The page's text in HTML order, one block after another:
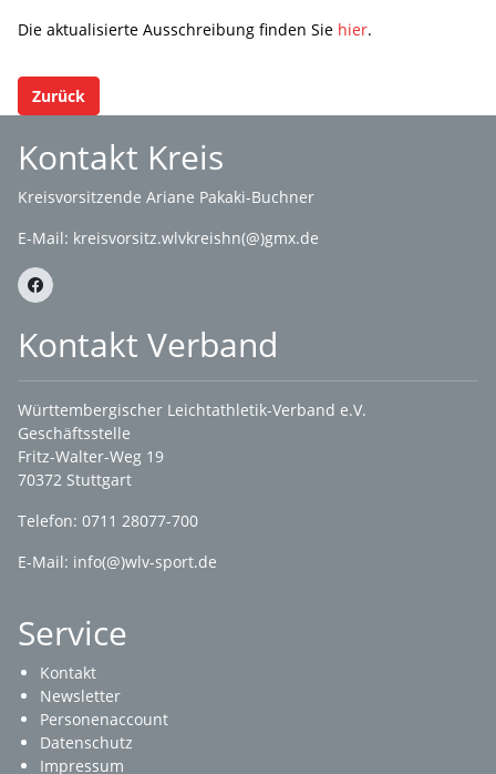
Die aktualisierte Ausschreibung finden Sie hier.
Zurück
Kontakt Kreis
Kreisvorsitzende Ariane Pakaki-Buchner
E-Mail: kreisvorsitz.wlvkreishn(@)gmx.de
Kontakt Verband
Württembergischer Leichtathletik-Verband e.V.
Geschäftsstelle
Fritz-Walter-Weg 19
70372 Stuttgart
Telefon: 0711 28077-700
E-Mail: info(@)wlv-sport.de
Service
Kontakt
Newsletter
Personenaccount
Datenschutz
Impressum